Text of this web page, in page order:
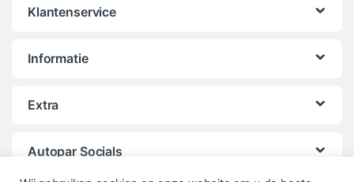
Klantenservice
Informatie
Extra
Autopar Socials